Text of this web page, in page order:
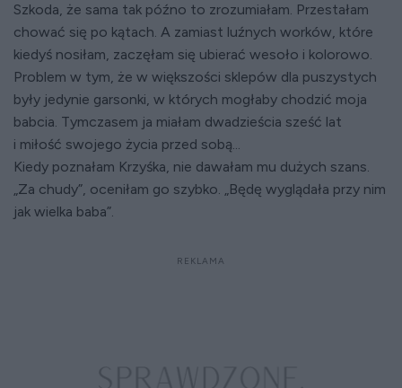
Szkoda, że sama tak późno to zrozumiałam. Przestałam
chować się po kątach. A zamiast luźnych worków, które
kiedyś nosiłam, zaczęłam się ubierać wesoło i kolorowo.
Problem w tym, że w większości sklepów dla puszystych
były jedynie garsonki, w których mogłaby chodzić moja
babcia. Tymczasem ja miałam dwadzieścia sześć lat
i miłość swojego życia przed sobą...
Kiedy poznałam Krzyśka, nie dawałam mu dużych szans.
„Za chudy”, oceniłam go szybko. „Będę wyglądała przy nim
jak wielka baba”.